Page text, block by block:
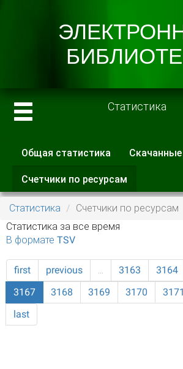
Статистика
Главные вкладки
Общая статистика
Счетчики по ресурсам
вкладка)
Статистика
Счетчики по ресурсам
Статистика за все время
В формате TSV
first previous … 3163 3164
3167
3168 3169 3170 3171
last